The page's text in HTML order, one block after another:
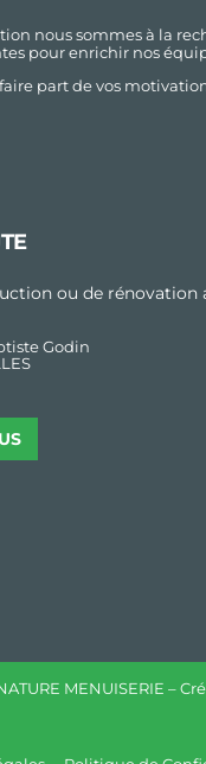
nous sommes à la
pour enrichir nos
part de vos
ou de rénovation
Godin
MENUISERIE –